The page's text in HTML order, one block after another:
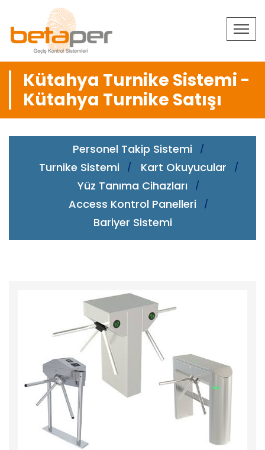
Kütahya Turnike Sistemi -
Kütahya Turnike Satışı
Personel Takip Sistemi
Turnike Sistemi
Kart Okuyucular
Yüz Tanıma Cihazları
Access Kontrol Panelleri
Bariyer Sistemi